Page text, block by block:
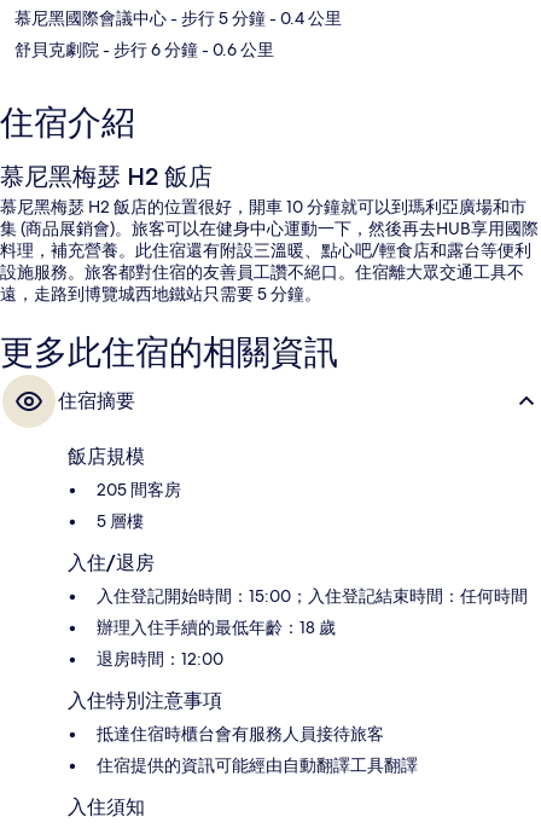
慕尼黑國際會議中心- 步行 5 分鐘- 0.4 公里
舒貝克劇院- 步行 6 分鐘- 0.6 公里
住宿介紹
慕尼黑梅瑟 H2 飯店
慕尼黑梅瑟 H2 飯店的位置很好，開車 10 分鐘就可以到瑪利亞廣場和市
集 (商品展銷會)。旅客可以在健身中心運動一下，然後再去HUB享用國際
料理，補充營養。此住宿還有附設三溫暖、點心吧/輕食店和露台等便利
設施服務。旅客都對住宿的友善員工讚不絕口。住宿離大眾交通工具不
遠，走路到博覽城西地鐵站只需要 5 分鐘。
更多此住宿的相關資訊
住宿摘要
飯店規模
205 間客房
5 層樓
入住/退房
入住登記開始時間：15:00；入住登記結束時間：任何時間
辦理入住手續的最低年齡：18 歲
退房時間：12:00
入住特別注意事項
抵達住宿時櫃台會有服務人員接待旅客
住宿提供的資訊可能經由自動翻譯工具翻譯
入住須知